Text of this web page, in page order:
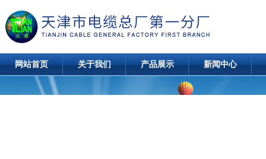
网站首页 关于我们 产品展示 新闻中心